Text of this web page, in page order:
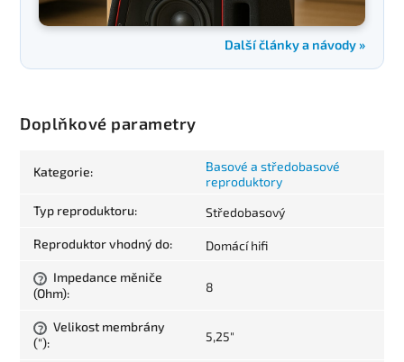
Další články a návody »
Doplňkové parametry
Kategorie:
Basové a středobasové
reproduktory
Typ reproduktoru: Středobasový
Reproduktor vhodný do: Domácí hifi
?
Impedance měniče
(Ohm): 8
?
Velikost membrány
("): 5,25"